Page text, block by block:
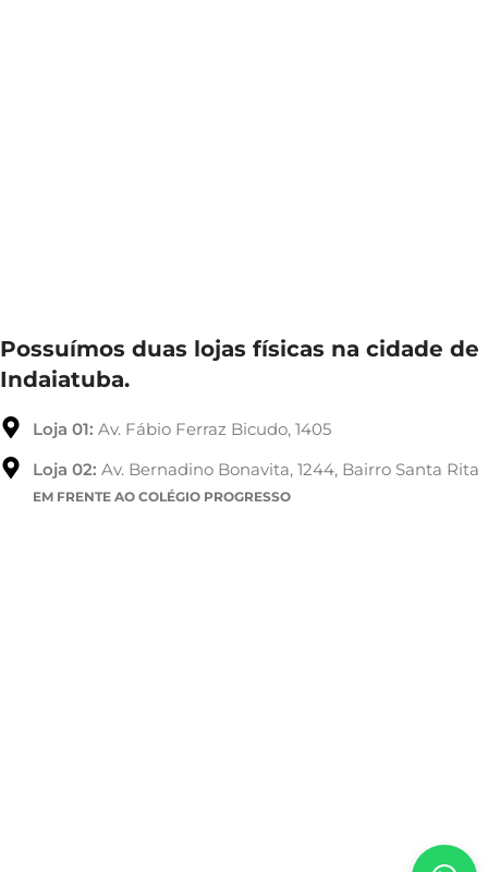
Possuímos duas lojas físicas na cidade de
Indaiatuba.
Loja 01: Av. Fábio Ferraz Bicudo, 1405
Loja 02: Av. Bernadino Bonavita, 1244, Bairro Santa Rita
EM FRENTE AO COLÉGIO PROGRESSO